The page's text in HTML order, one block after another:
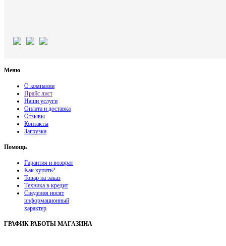
Меню
О компании
Прайс лист
Наши услуги
Оплата и доставка
Отзывы
Контакты
Загрузка
Помощь
Гарантия и возврат
Как купить?
Товар на заказ
Техника в кредит
Сведения носят
информационный
характер
ГРАФИК РАБОТЫ МАГАЗИНА